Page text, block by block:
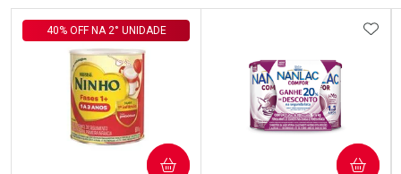
40% OFF NA 2° UNIDADE
COMPRAR COMPRAR